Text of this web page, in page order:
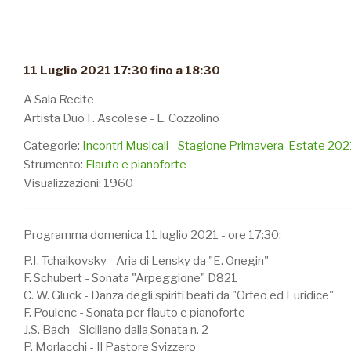
11 Luglio 2021 17:30 fino a 18:30
A Sala Recite
Artista Duo F. Ascolese - L. Cozzolino
Categorie: Incontri Musicali - Stagione Primavera-Estate
Strumento: Flauto e pianoforte
Visualizzazioni: 1960
Programma domenica 11 luglio 2021 - ore 17:30:
P.I. Tchaikovsky - Aria di Lensky da "E. Onegin"
F. Schubert - Sonata "Arpeggione" D821
C. W. Gluck - Danza degli spiriti beati da "Orfeo ed Euridice"
F. Poulenc - Sonata per flauto e pianoforte
J.S. Bach - Siciliano dalla Sonata n. 2
P. Morlacchi - Il Pastore Svizzero